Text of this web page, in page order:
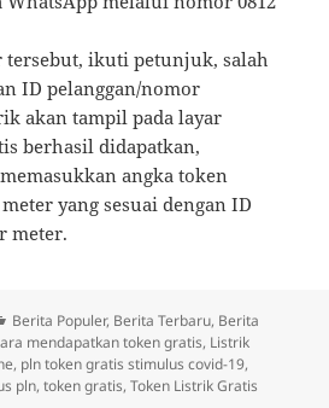
tersebut, ikuti petunjuk, salah
ID pelanggan/nomor
akan tampil pada layar
berhasil didapatkan,
angka token
yang sesuai dengan ID
meter.
Kategori
Berita Populer, Berita Terbaru, Berita
mendapatkan token gratis, Listrik
, pln token gratis stimulus covid-19,
pln,token gratis,Token Listrik Gratis